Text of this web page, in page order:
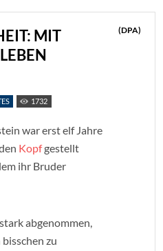
MIT
(DPA)
1732
war erst elf Jahre
Kopfgestellt
ihr Bruder
abgenommen,
zu